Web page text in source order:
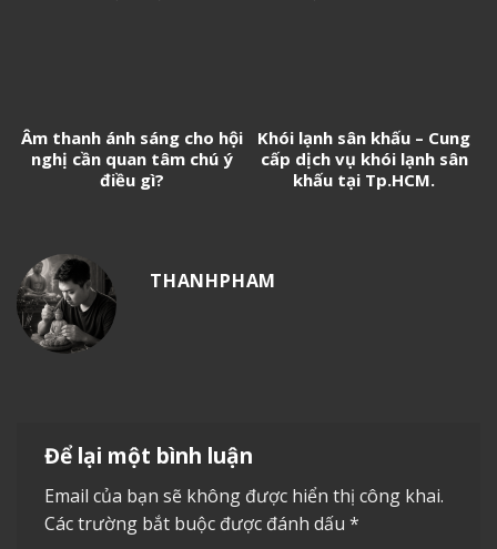
Âm thanh ánh sáng cho hội
nghị cần quan tâm chú ý
điều gì?
Khói lạnh sân khấu – Cung
cấp dịch vụ khói lạnh sân
khấu tại Tp.HCM.
THANHPHAM
Để lại một bình luận
Email của bạn sẽ không được hiển thị công khai.
Các trường bắt buộc được đánh dấu *